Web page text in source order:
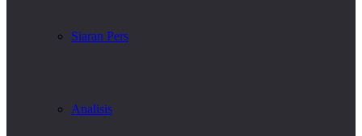
Siaran Pers
Analisis